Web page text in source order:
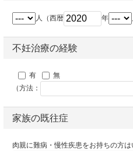
人（西暦 年
不妊治療の経験
有
無
（方法：
家族の既往症
肉親に難病・慢性疾患をお持ちの方